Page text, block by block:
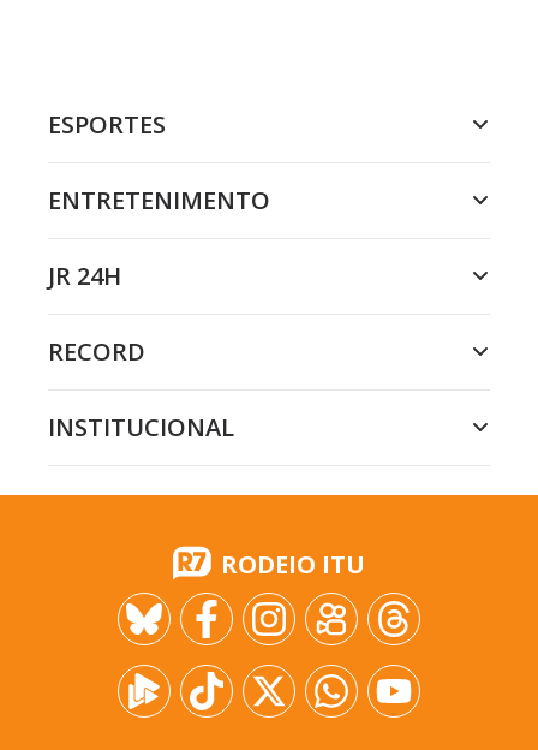
ESPORTES
ENTRETENIMENTO
JR 24H
RECORD
INSTITUCIONAL
RODEIO ITU